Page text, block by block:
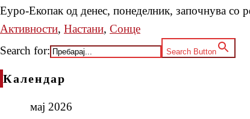
Еуро-Екопак од денес, понеделник, започнува со
Активности, Настани, Сонце
Search for:
Search Button
Календар
мај 2026